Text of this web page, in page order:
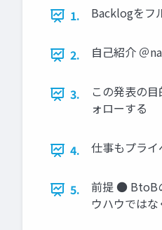
1.
Backlogをフ
2. 自己紹介 ＠
3.
この発表の
ォローする
4. 仕事もプライ
5.
前提 ● BtoB
ウハウでは